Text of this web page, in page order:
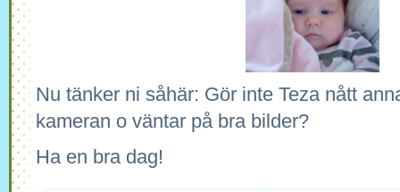
Nu tänker ni såhär: Gör inte Teza nått
kameran o väntar på bra bilder?
Ha en bra dag!